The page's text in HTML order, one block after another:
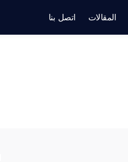
المقالات اتصل بنا